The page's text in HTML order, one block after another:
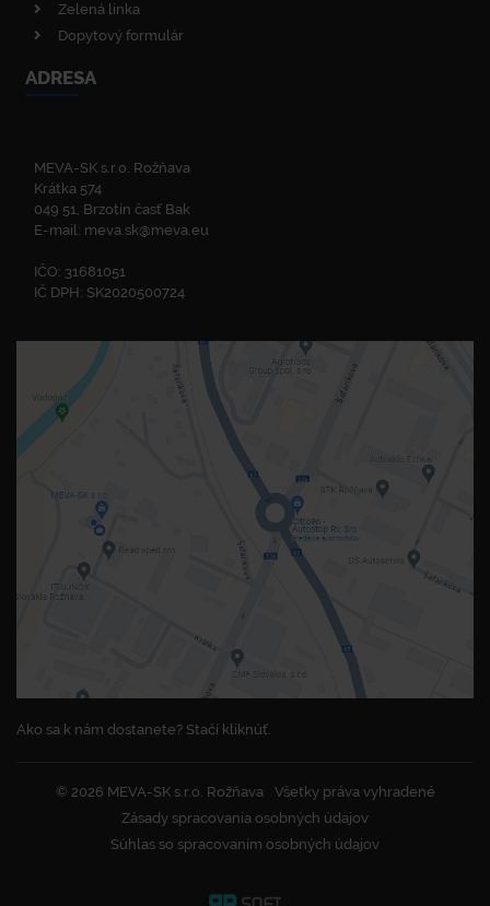
Zelená linka
Dopytový formulár
ADRESA
MEVA-SK s.r.o. Rožňava
Krátka 574
049 51, Brzotín časť Bak
E-mail: meva.sk@meva.eu
IČO: 31681051
IČ DPH: SK2020500724
Ako sa k nám dostanete? Stačí kliknúť.
© 2026 MEVA-SK s.r.o. Rožňava
Všetky práva vyhradené
Zásady spracovania osobných údajov
Súhlas so spracovaním osobných údajov